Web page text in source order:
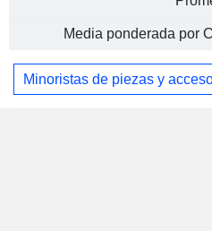
Media ponderada por
Minoristas de piezas y